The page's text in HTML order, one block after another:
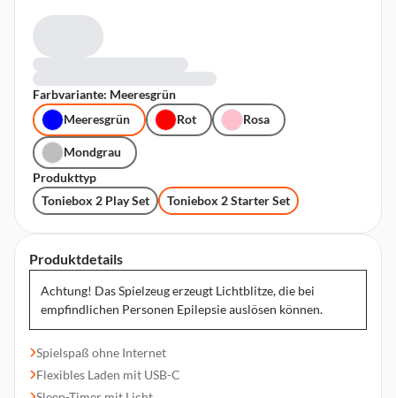
Produktdetails
Achtung! Das Spielzeug erzeugt Lichtblitze, die bei
empfindlichen Personen Epilepsie auslösen können.
Spielspaß ohne Internet
Flexibles Laden mit USB-C
Farbvariante: Meeresgrün
Meeresgrün
Rot Rosa
Mondgrau
Produkttyp
Toniebox 2 Play Set
Toniebox 2 Starter Set